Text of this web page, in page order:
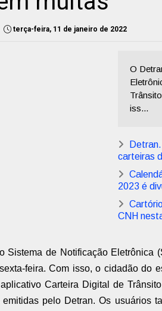
terça-feira, 11 de janeiro de 2022
O
iss...
carteiras
2023 é
CNH
Sistema de Notificação Eletrônica
feira. Com isso, o cidadão do
Carteira Digital de
pelo Detran. Os usuários